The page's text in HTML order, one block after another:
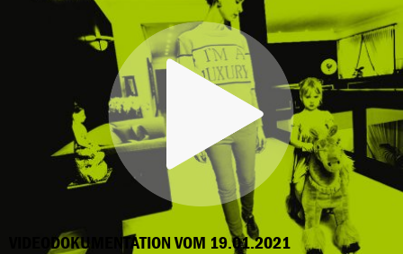
VIDEODOKUMENTATION VOM 19.01.2021